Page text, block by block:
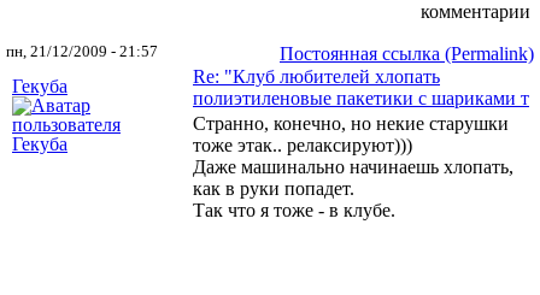
комментарии
пн, 21/12/2009 - 21:57
Постоянная ссылка (Permalink)
Гекуба
Re: "Клуб любителей хлопать
полиэтиленовые пакетики с шариками т
Странно, конечно, но некие старушки
тоже этак.. релаксируют)))
Даже машинально начинаешь хлопать,
как в руки попадет.
Так что я тоже - в клубе.